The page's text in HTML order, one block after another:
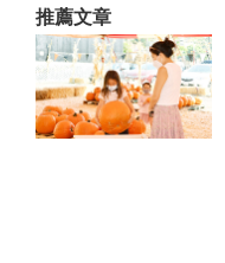
推薦文章